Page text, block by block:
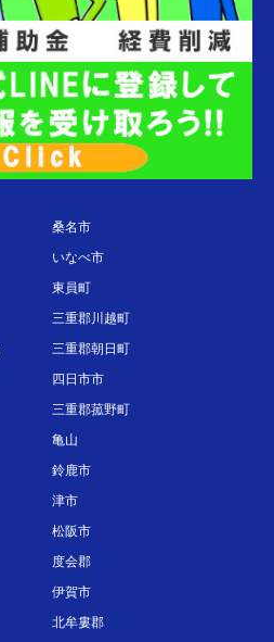
桑名市
いなべ市
東員町
三重郡川越町
三重郡朝日町
四日市市
三重郡菰野町
亀山
鈴鹿市
津市
松阪市
度会郡
伊賀市
北牟婁郡